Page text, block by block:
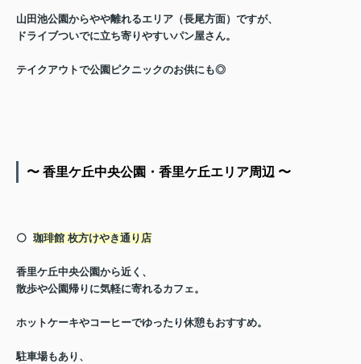
山田池公園からやや離れるエリア（長尾方面）ですが、
ドライブついでに立ち寄りやすいパン屋さん。
テイクアウトで公園ピクニックのお供にも◎
〜 香里ケ丘中央公園・香里ケ丘エリア周辺 〜
⚪️ 珈琲館 枚方けやき通り店
香里ケ丘中央公園から近く、
散歩や公園帰りに気軽に寄れるカフェ。
ホットケーキやコーヒーでゆったり休憩もおすすめ。
駐車場もあり、